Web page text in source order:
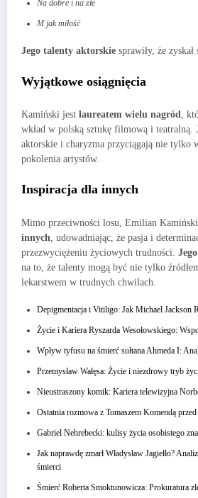
Na dobre i na złe
M jak miłość
Jego talenty aktorskie sprawiły, że
Wyjątkowe osiągnięcia
Kamiński jest laureatem wielu nagród,
wkład w polską sztukę filmową i teatralną.
aktorskie i charyzma przyciągają nie tylko
pokolenia artystów.
Inspiracja dla innych
Mimo przeciwności losu, Emilian Kamiński
innych , udowadniając, że pasja i
przezwyciężeniu życiowych trudności.
na to, że talenty mogą być nie tylko
lekarstwem w trudnych chwilach.
Depigmentacja i Vitiligo: Jak Michael Jackson
Życie i Kariera Ryszarda Wesołowskiego:
Wpływ tyfusu na śmierć sułtana Ahmeda I:
Przemysław Wałęsa: Życie i niezdrowy tryb
Nieustraszony komik: Kariera telewizyjna
Ostatnia rozmowa z Tomaszem Komendą
Gabriel Nehrebecki: kulisy życia osobistego
Jak naprawdę zmarł Władysław Jagiełło?
śmierci
Śmierć Roberta Smoktunowicza: Prokuratura